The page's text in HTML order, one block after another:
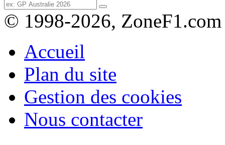
© 1998-2026, ZoneF1.com
Accueil
Plan du site
Gestion des cookies
Nous contacter